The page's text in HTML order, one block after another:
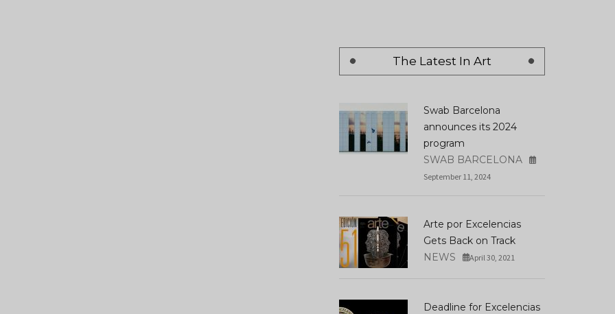
The Latest In Art
Swab Barcelona
announces its 2024
program
SWAB BARCELONA
September 11, 2024
Arte por Excelencias
Gets Back on Track
NEWS
April 30, 2021
Deadline for Excelencias